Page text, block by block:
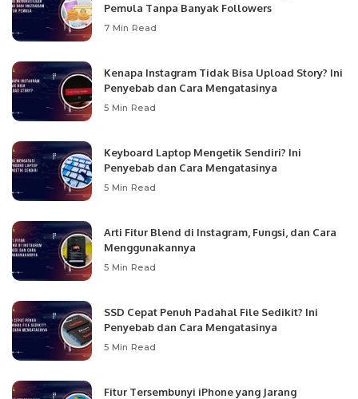
Pemula Tanpa Banyak Followers
7 Min Read
Kenapa Instagram Tidak Bisa Upload Story? Ini
Penyebab dan Cara Mengatasinya
5 Min Read
Keyboard Laptop Mengetik Sendiri? Ini
Penyebab dan Cara Mengatasinya
5 Min Read
Arti Fitur Blend di Instagram, Fungsi, dan Cara
Menggunakannya
5 Min Read
SSD Cepat Penuh Padahal File Sedikit? Ini
Penyebab dan Cara Mengatasinya
5 Min Read
Fitur Tersembunyi iPhone yang Jarang